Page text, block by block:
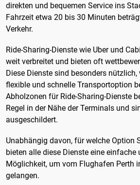
direkten und bequemen Service ins
Fahrzeit etwa 20 bis 30 Minuten
Verkehr.
Ride-Sharing-Dienste wie Uber und
weit verbreitet und bieten oft
Diese Dienste sind besonders nützlich,
flexible und schnelle Transportoption
Abholzonen für Ride-Sharing-Dienste
Regel in der Nähe der Terminals und
ausgeschildert.
Unabhängig davon, für welche Option
bieten alle diese Dienste eine einfache
Möglichkeit, um vom Flughafen Perth
gelangen.